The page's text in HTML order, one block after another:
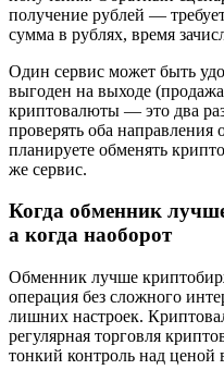
получение рублей —
сумма в рублях, время
Один сервис может быть
выгоден на выходе
криптовалюты — это два
проверять оба направления
планируете обменять
же сервис.
Когда обменник
а когда наоборот
Обменник лучше
операция без сложного
лишних настроек.
регулярная торговля
тонкий контроль над ценой